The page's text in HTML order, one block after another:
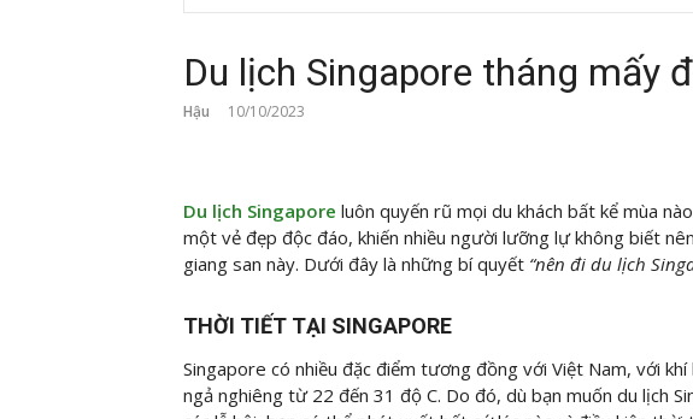
Du lịch Singapore tháng mấy
Hậu 10/10/2023
Du lịch Singapore luôn quyến rũ mọi du khách bất kể mùa
một vẻ đẹp độc đáo, khiến nhiều người lưỡng lự không biết
giang san này. Dưới đây là những bí quyết “nên đi du lịch
THỜI TIẾT TẠI SINGAPORE
Singapore có nhiều đặc điểm tương đồng với Việt Nam, với
ngả nghiêng từ 22 đến 31 độ C. Do đó, dù bạn muốn du lịch